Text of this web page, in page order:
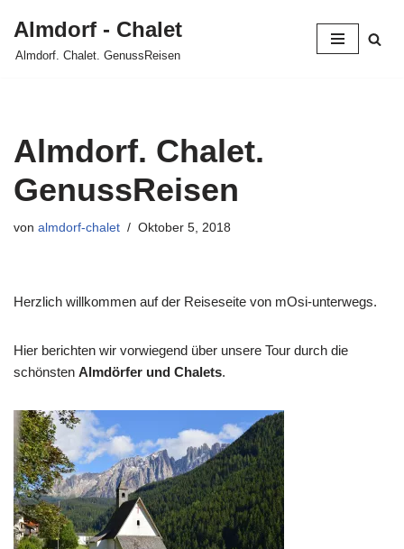
Zum
Almdorf - Chalet
Almdorf. Chalet. GenussReisen
Almdorf. Chalet.
GenussReisen
von almdorf-chalet Oktober 5, 2018
Herzlich willkommen auf der Reiseseite von mOsi-unterwegs.
Hier berichten wir vorwiegend über unsere Tour durch die
schönsten Almdörfer und Chalets.